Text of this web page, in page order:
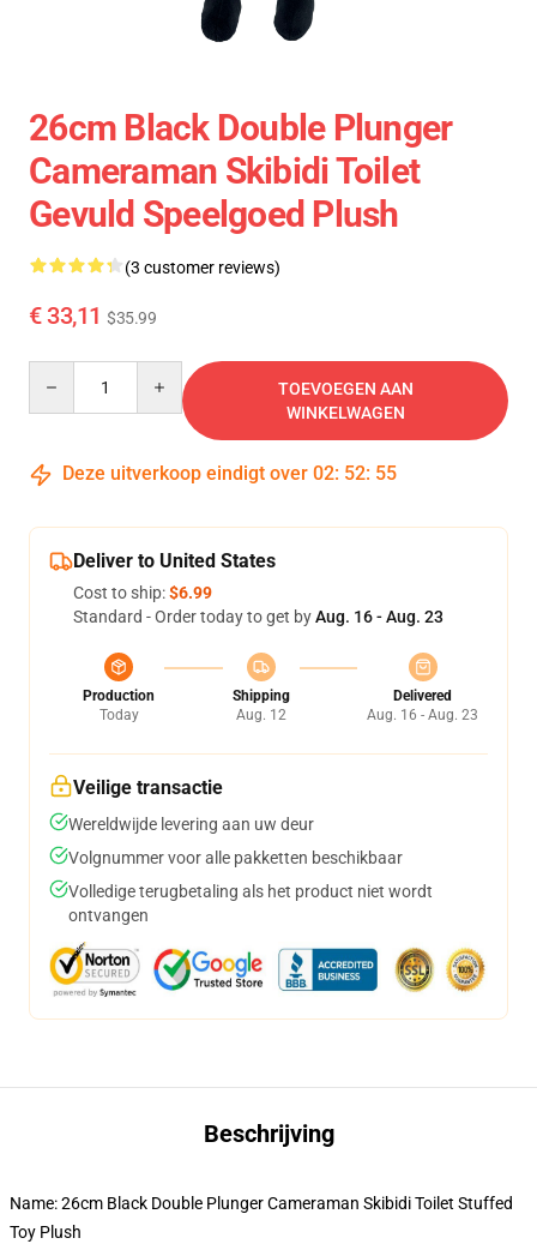
26cm Black Double Plunger
Cameraman Skibidi Toilet
Gevuld Speelgoed Plush
(3 customer reviews)
€ 33,11 $35.99
TOEVOEGEN AAN
WINKELWAGEN
Deze uitverkoop eindigt over 02: 52: 54
Deliver to United States
Cost to ship:$6.99
Standard - Order today to get byAug. 16 - Aug. 23
Production
Today
Shipping
Aug. 12
Delivered
Aug. 16 - Aug. 23
Veilige transactie
Wereldwijde levering aan uw deur
Volgnummer voor alle pakketten beschikbaar
Volledige terugbetaling als het product niet wordt
ontvangen
Beschrijving
Name: 26cm Black Double Plunger Cameraman Skibidi Toilet Stuffed
Toy Plush